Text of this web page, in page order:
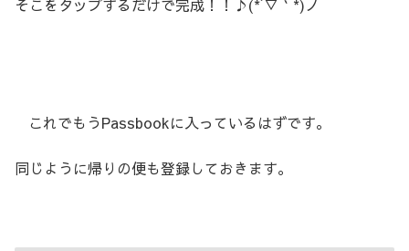
そこをタップするだけで完成！！♪(*´▽｀*)ノ
これでもうPassbookに入っているはずです。
同じように帰りの便も登録しておきます。